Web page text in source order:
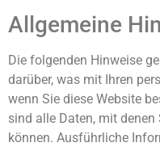
Allgemeine
Die folgenden Hinweise
darüber, was mit Ihren
wenn Sie diese Website
sind alle Daten, mit
können. Ausführliche